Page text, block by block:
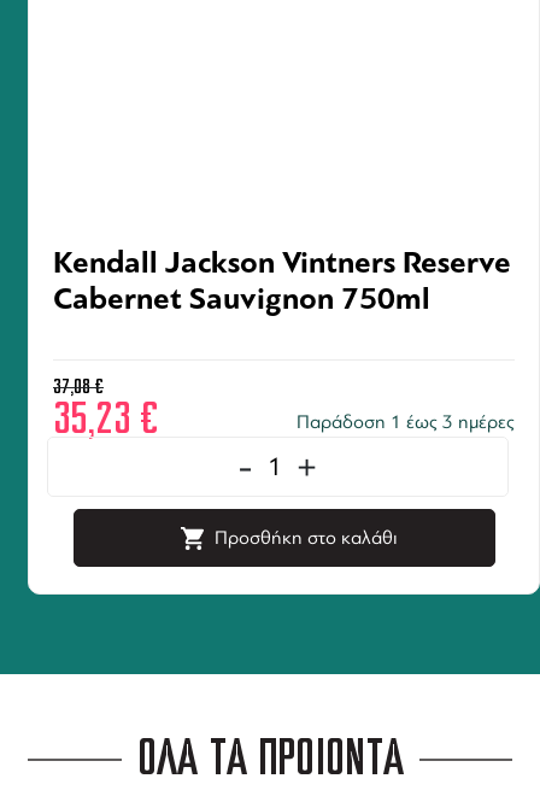
Kendall Jackson Vintners Reserve
Cabernet Sauvignon 750ml
37,08€
35,23 € Παράδοση 1 έως 3 ημέρες
- +
Προσθήκη στο καλάθι
ΟΛΑ ΤΑ ΠΡΟΪΟΝΤΑ